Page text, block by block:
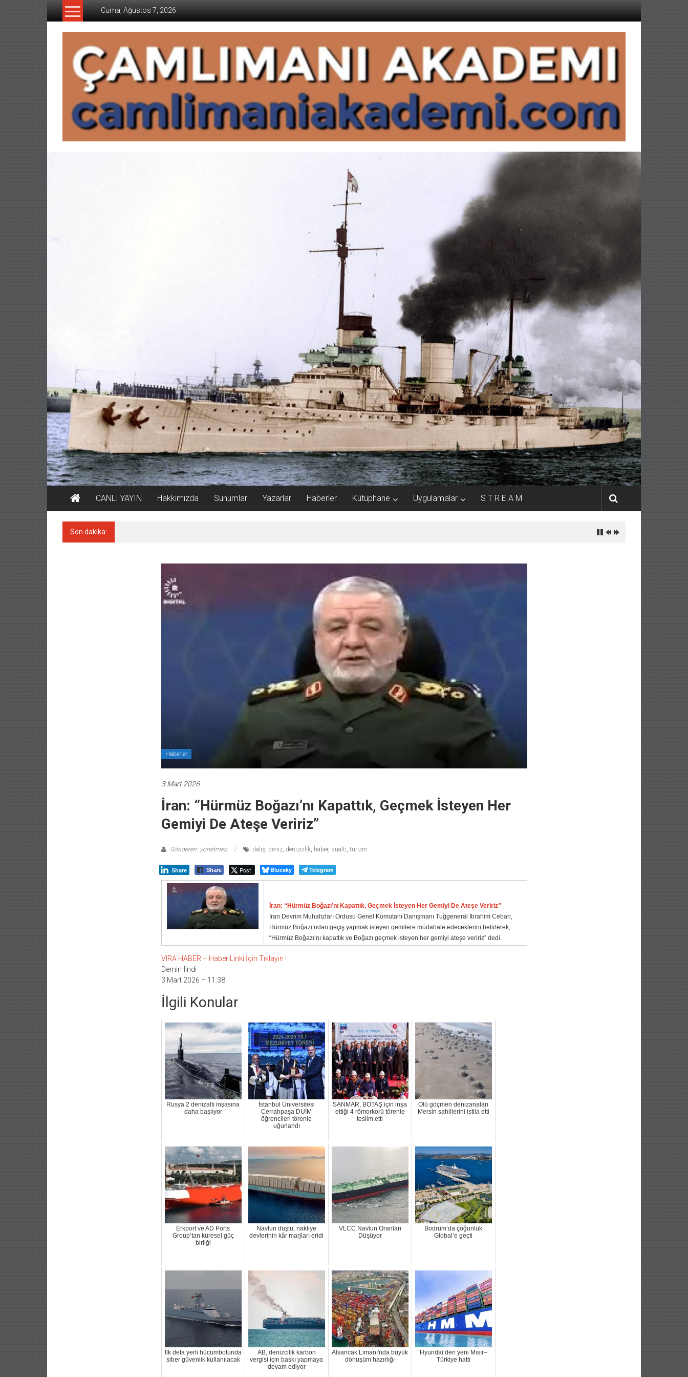
İçeriğe
Cuma, Ağustos 7, 2026
CAMLIMANI
AKADEMI
CANLI YAYIN Hakkımızda Sunumlar Yazarlar Haberler Kütüphane Uygulamalar S T R E A M
Son dakika:
Haberler
3 Mart 2026
İran: “Hürmüz Boğazı’nı Kapattık, Geçmek İsteyen Her
Gemiyi De Ateşe Veririz”
Gönderen: yonetmen dalış, deniz, denizcilik, haber, sualtı, turizm
Share Share Post Bluesky Telegram
İran: “Hürmüz Boğazı’nı Kapattık, Geçmek İsteyen Her Gemiyi De Ateşe Veririz”
İran Devrim Muhafızları Ordusu Genel Komutanı Danışmanı Tuğgeneral İbrahim Cebari,
Hürmüz Boğazı’ndan geçiş yapmak isteyen gemilere müdahale edeceklerini belirterek,
“Hürmüz Boğazı’nı kapattık ve Boğazı geçmek isteyen her gemiyi ateşe veririz” dedi.
VIRA HABER – Haber Linki İçin Tıklayın !
DemirHindi
3 Mart 2026 – 11:38
İlgili Konular
Rusya 2 denizaltı inşasına
daha başlıyor
İstanbul Üniversitesi
Cerrahpaşa DUİM
öğrencileri törenle
uğurlandı
SANMAR, BOTAŞ için inşa
ettiği 4 römorkörü törenle
teslim etti
Ölü göçmen denizanaları
Mersin sahillerini istila etti
Erkport ve AD Ports
Group’tan küresel güç
birliği
Navlun düştü, nakliye
devlerinin kâr marjları eridi
VLCC Navlun Oranları
Düşüyor
Bodrum’da çoğunluk
Global’e geçti
İlk defa yerli hücumbotunda
siber güvenlik kullanılacak
AB, denizcilik karbon
vergisi için baskı yapmaya
devam ediyor
Alsancak Limanı'nda büyük
dönüşüm hazırlığı
Hyundai’den yeni Mısır–
Türkiye hattı